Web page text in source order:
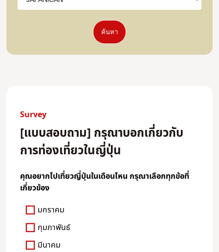
ค้นหา
Survey
[แบบสอบถาม] กรุณาบอกเกี่ยวกับ
การท่องเที่ยวในญี่ปุ่น
คุณอยากไปเที่ยวญี่ปุ่นในเดือนไหน กรุณาเลือกทุกข้อที่
เกี่ยวข้อง
มกราคม
กุมภาพันธ์
มีนาคม